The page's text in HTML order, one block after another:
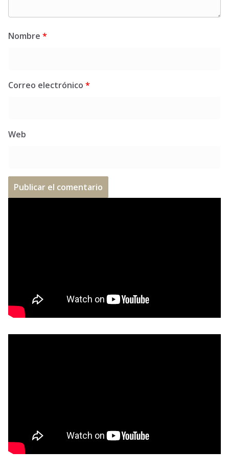
Nombre *
Correo electrónico *
Web